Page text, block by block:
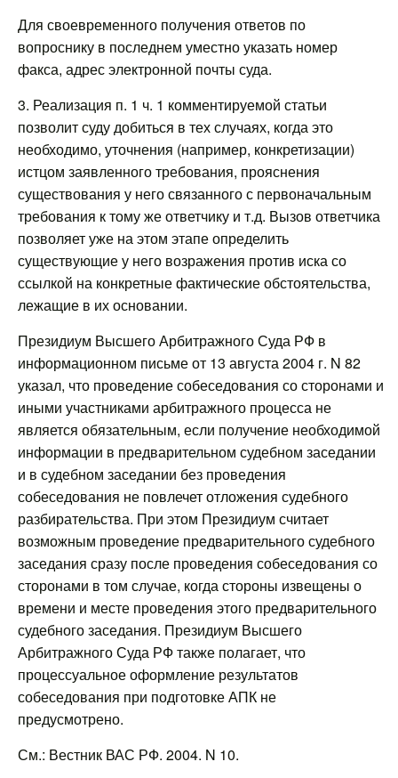
Для своевременного получения ответов по
вопроснику в последнем уместно указать номер
факса, адрес электронной почты суда.
3. Реализация п. 1 ч. 1 комментируемой статьи
позволит суду добиться в тех случаях, когда это
необходимо, уточнения (например, конкретизации)
истцом заявленного требования, прояснения
существования у него связанного с первоначальным
требования к тому же ответчику и т.д. Вызов ответчика
позволяет уже на этом этапе определить
существующие у него возражения против иска со
ссылкой на конкретные фактические обстоятельства,
лежащие в их основании.
Президиум Высшего Арбитражного Суда РФ в
информационном письме от 13 августа 2004 г. N 82
указал, что проведение собеседования со сторонами и
иными участниками арбитражного процесса не
является обязательным, если получение необходимой
информации в предварительном судебном заседании
и в судебном заседании без проведения
собеседования не повлечет отложения судебного
разбирательства. При этом Президиум считает
возможным проведение предварительного судебного
заседания сразу после проведения собеседования со
сторонами в том случае, когда стороны извещены о
времени и месте проведения этого предварительного
судебного заседания. Президиум Высшего
Арбитражного Суда РФ также полагает, что
процессуальное оформление результатов
собеседования при подготовке АПК не
предусмотрено.
См.: Вестник ВАС РФ. 2004. N 10.